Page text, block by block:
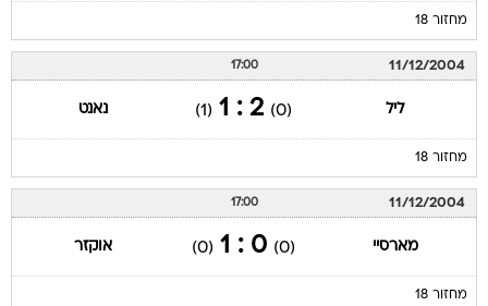
מחזור 18
11/12/2004
17:00
ליל (0)
2 : 1
(1) נאנט
מחזור 18
11/12/2004
17:00
מארסיי (0)
0 : 1
(0) אוקזר
מחזור 18